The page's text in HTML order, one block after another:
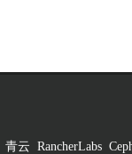
青云 RancherLabs